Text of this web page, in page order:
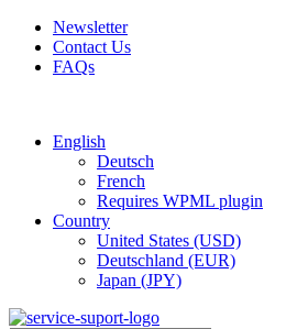
Newsletter
Contact Us
FAQs
English
Deutsch
French
Requires WPML plugin
Country
United States (USD)
Deutschland (EUR)
Japan (JPY)